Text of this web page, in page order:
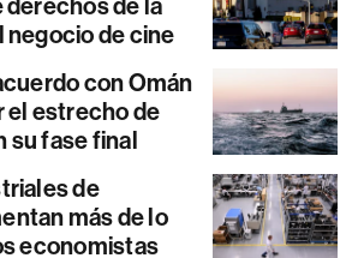
negocio de cine
con Omán
el estrecho de
su fase final
de
más de lo
economistas